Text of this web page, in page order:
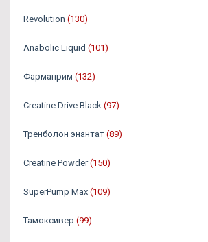
Revolution (130)
Anabolic Liquid (101)
Фармаприм (132)
Creatine Drive Black (97)
Тренболон энантат (89)
Creatine Powder (150)
SuperPump Max (109)
Тамоксивер (99)